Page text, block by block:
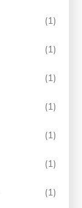
(1)
(1)
(1)
(1)
(1)
(1)
(1)